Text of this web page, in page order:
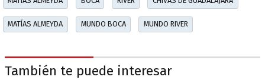
MATÍAS ALMEYDA MUNDO BOCA MUNDO RIVER
También te puede interesar